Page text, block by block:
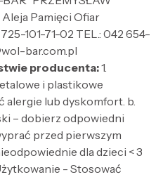
Pamięci Ofiar
101-71-02 TEL.: 042 654-
bar.com.pl
producenta:1.
i plastikowe
alergie lub dyskomfort. b.
– dobierz odpowiedni
przed pierwszym
dla dzieci < 3
- Stosować